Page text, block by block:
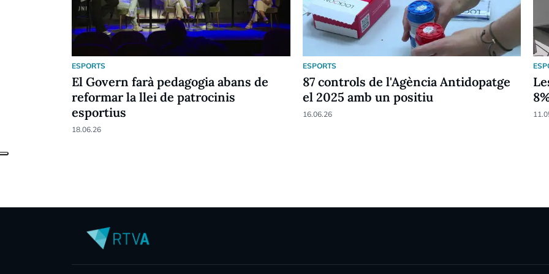
ESPORTS
El Govern farà pedagogia abans de
reformar la llei de patrocinis
esportius
18.06.26
ESPORTS
87 controls de l'Agència Antidopatge
el 2025 amb un positiu
16.06.26